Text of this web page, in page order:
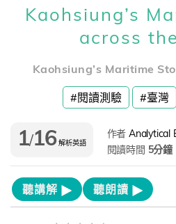
Kaohsiung’s
across
Kaohsiung’s Maritime
#閱讀測驗 #臺灣
1/16 解析英語
作者Analytical
閱讀時間 5分鐘
聽講解 聽朗讀